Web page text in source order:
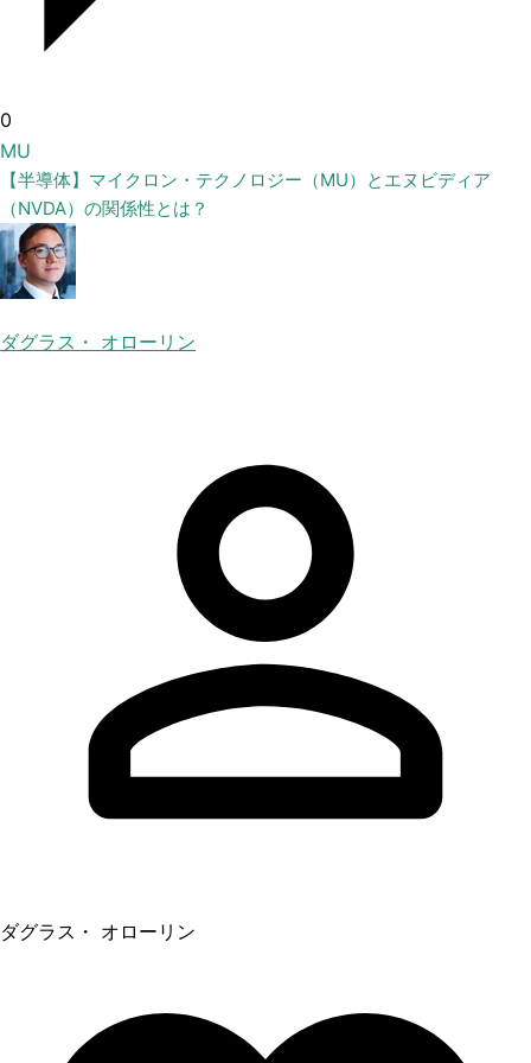
0
MU
【半導体】マイクロン・テクノロジー（MU）とエヌビディア
（NVDA）の関係性とは？
ダグラス・ オローリン
ダグラス・ オローリン